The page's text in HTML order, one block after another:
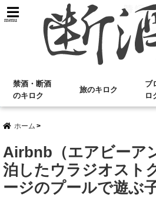
menu
禁酒・断酒
のキロク
旅のキロク
ブ
ロ
ホーム
Airbnb（エアビーア
泊したウラジオスト
ージのプールで遊ぶ